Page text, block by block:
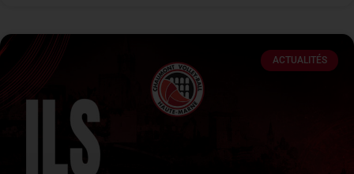
ACTUALITÉS